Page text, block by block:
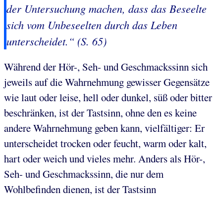
der Untersuchung machen, dass das Beseelte
sich vom Unbeseelten durch das Leben
unterscheidet.“ (S. 65)
Während der Hör-, Seh- und Geschmackssinn sich
jeweils auf die Wahrnehmung gewisser Gegensätze
wie laut oder leise, hell oder dunkel, süß oder bitter
beschränken, ist der Tastsinn, ohne den es keine
andere Wahrnehmung geben kann, vielfältiger: Er
unterscheidet trocken oder feucht, warm oder kalt,
hart oder weich und vieles mehr. Anders als Hör-,
Seh- und Geschmackssinn, die nur dem
Wohlbefinden dienen, ist der Tastsinn